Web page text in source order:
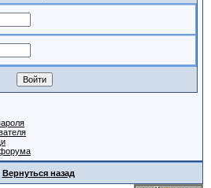
Вернуться назад